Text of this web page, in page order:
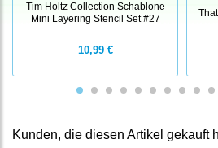
Tim Holtz Collection Schablone
Mini Layering Stencil Set #27
10,99 €
Kunden, die diesen Artikel gekauft